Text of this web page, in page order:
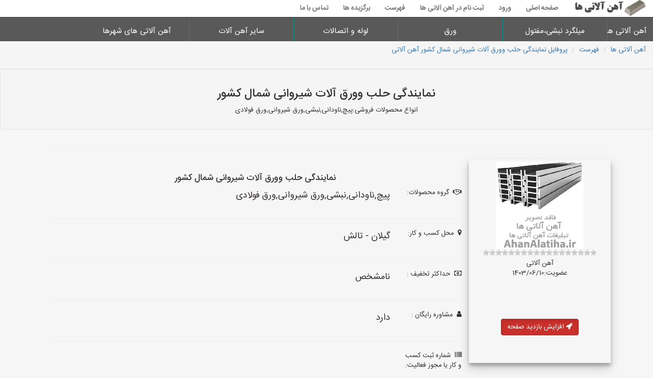
صفحه اصلی ورود ثبت نام در آهن آلاتی ها فهرست برگزیده ها تماس با ما
آهن آلاتی ها میلگرد نبشی،مفتول ورق لوله و اتصالات سایر آهن آلات آهن آلاتی های شهرها
آهن آلاتی ها فهرست پروفایل نمایندگی حلب وورق آلات شیروانی شمال کشور آهن آلاتی
نمایندگی حلب وورق آلات شیروانی شمال کشور
انواع محصولات فروشی:پیچ,ناودانی,نبشی,ورق شیروانی,ورق فولادی
آهن آلاتی
عضویت:1403/06/10
افزایش بازدید صفحه
نمایندگی حلب وورق آلات شیروانی شمال کشور
گروه محصولات: پیچ,ناودانی,نبشی,ورق شیروانی,ورق فولادی
محل کسب و کار: گیلان - تالش
حداکثر تخفیف : نامشخص
مشاوره رایگان : دارد
شماره ثبت کسب
و کار یا مجوز فعالیت: